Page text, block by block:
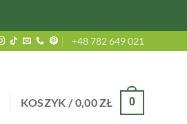
+48 782 649 021
KOSZYK /0,00ZŁ 0